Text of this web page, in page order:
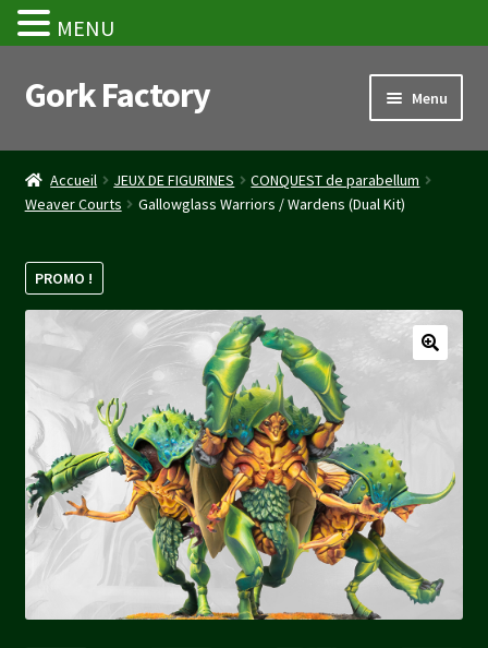
Aller
à
navigation
Aller
au
Gork Factory Menu
Accueil
CGV
Mon compte
Stripe Payment Success Page
Validation de la commande
Accueil JEUX DE FIGURINES
CONQUEST de parabellum
Weaver Courts
Gallowglass Warriors / Wardens (Dual Kit)
PROMO !
MENU